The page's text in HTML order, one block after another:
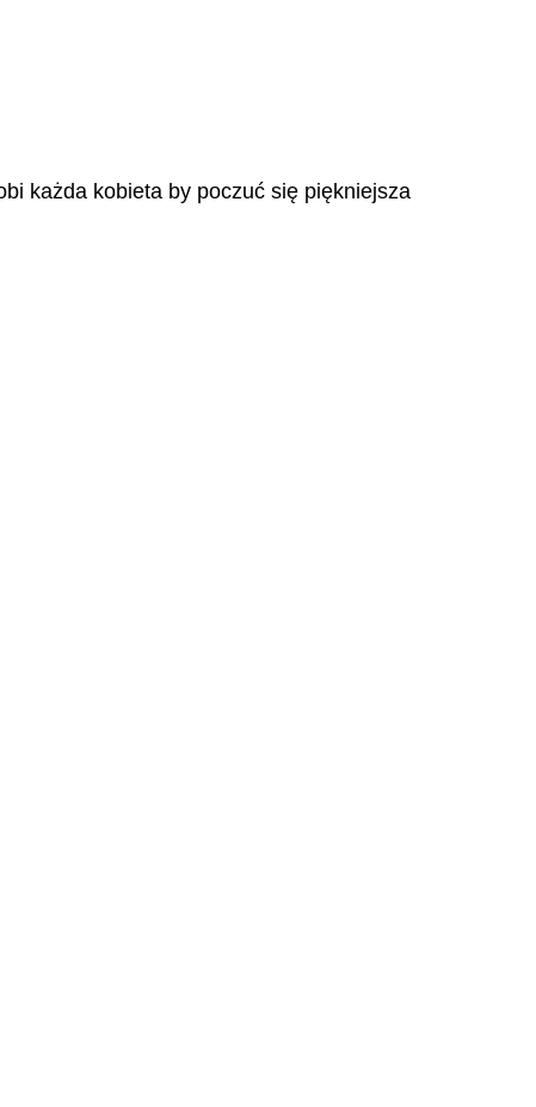
każda kobieta by poczuć się piękniejsza